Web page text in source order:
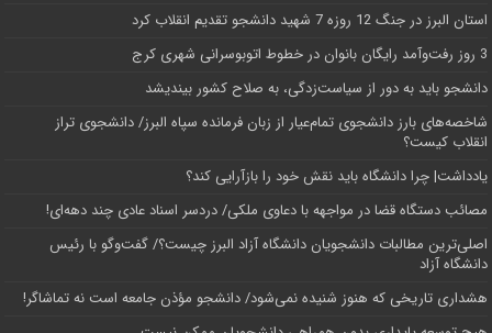
استان البرز در جنگ 12 روزه 7 شهید دانشجو تقدیم انقلاب کرد
3 روز رفت‌وآمد رایگان بانوان در خطوط اتوبوسرانی شهری کرج
دانشجو باید به دور از سیاست‌زدگی، به صلاح کشور بیندیشد
شاخصه‌های بارز دانشجوی تمام‌عیار از زبان فرمانده سپاه البرز/ دانشجوی تراز
انقلاب کیست؟
یادداشت| چرا دانشگاه باید نقش خود را بازآرایی کند؟
مصائب دستگاه قضا در مواجهه با دعاوی ملکی/ دردسر اسناد عادی چند‌ دهه‌ای!
اصلی‌ترین مطالبات دانشجویان دانشگاه آزاد البرز چیست؟/ گفت‌وگو با رئیس
دانشگاه آز‌اد
هشداری تاریخی که هنوز شنیده نمی‌شود/ دانشجو مؤذن جامعه است نه تماشاگر!